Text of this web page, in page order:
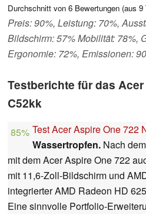
Durchschnitt von 6 Bewertungen (aus 9
Preis: 90%, Leistung: 70%,
Bildschirm: 57% Mobilität: 78%,
Ergonomie: 72%, Emissionen:
Testberichte für das
C52kk
85% Test Acer Aspire One 722
Wassertropfen. Nach
mit dem Acer Aspire One 722
mit 11,6-Zoll-Bildschirm und
integrierter AMD Radeon HD
Eine sinnvolle Portfolio-